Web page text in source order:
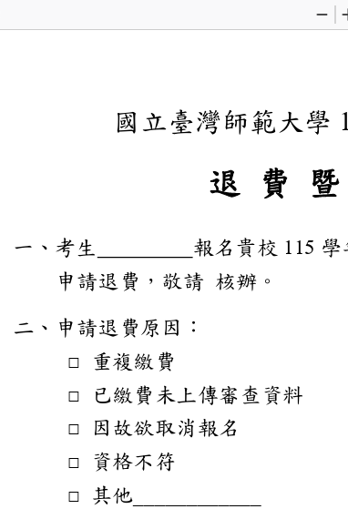
Zoom
國立臺灣
退 費 暨
一、考生 報名貴
115
申請退費，敬請
核辦。
二、申請退費原因
□ 重複繳費
□ 已繳費未上傳
□ 因故欲取消報
□ 資格不符
□ 其他